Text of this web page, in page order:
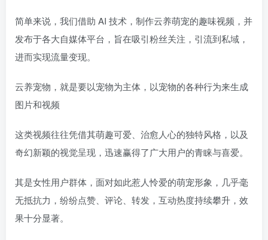
简单来说，我们借助 AI 技术，制作云养萌宠的趣味视频，并
发布于各大自媒体平台，旨在吸引粉丝关注，引流到私域，
进而实现流量变现。
云养宠物，就是要以宠物为主体，以宠物的各种行为来生成
图片和视频
这类视频往往凭借其萌趣可爱、治愈人心的独特风格，以及
奇幻新颖的视觉呈现，迅速赢得了广大用户的青睐与喜爱。
其是女性用户群体，面对如此惹人怜爱的萌宠形象，几乎毫
无抵抗力，纷纷点赞、评论、转发，互动热度持续攀升，效
果十分显著。